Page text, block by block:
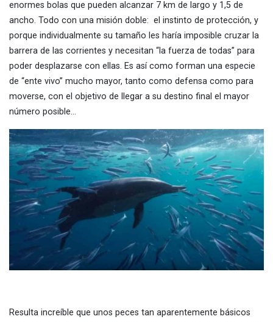
enormes bolas que pueden alcanzar 7 km de largo y 1,5 de
ancho. Todo con una misión doble: el instinto de protección, y
porque individualmente su tamaño les haría imposible cruzar la
barrera de las corrientes y necesitan “la fuerza de todas” para
poder desplazarse con ellas. Es así como forman una especie
de “ente vivo” mucho mayor, tanto como defensa como para
moverse, con el objetivo de llegar a su destino final el mayor
número posible…
Resulta increíble que unos peces tan aparentemente básicos